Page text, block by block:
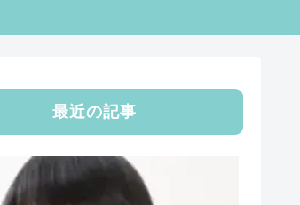
最近の記事